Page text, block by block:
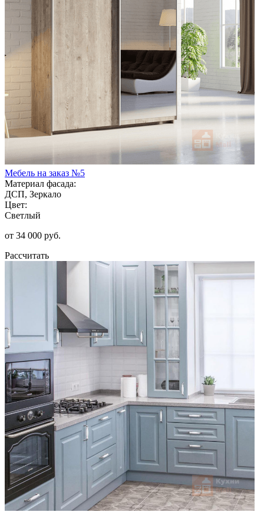
Мебель на заказ №5
Материал фасада:
ДСП, Зеркало
Цвет:
Светлый
от 34 000 руб.
Рассчитать